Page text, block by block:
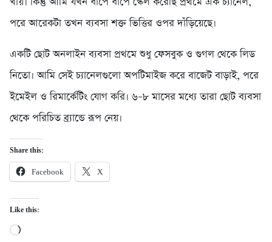
পরে আরেকটা তখন ব্যবসা শক্ত ভিত্তির ওপর দাঁড়িয়েছে।
একটি ছোট অনলাইন ব্যবসা প্রথমে শুধু ফেসবুক ও গুগল থেকে লিড
নিতো। আমি সেই চ্যানেলগুলো অপটিমাইজ করে বাজেট বাড়াই, পরে
ইমেইল ও রিমার্কেটিং যোগ করি। ৬–৮ মাসের মধ্যে তারা ছোট ব্যবসা
থেকে পরিচিত ব্র্যান্ডে রূপ নেয়।
Share this:
Facebook X
Like this:
Loading…